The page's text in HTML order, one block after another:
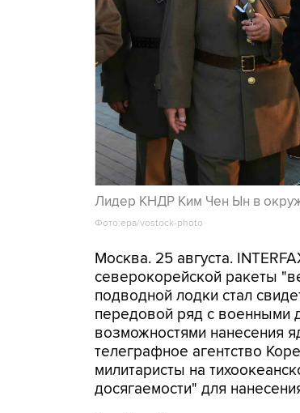
Лидер КНДР Ким Чен Ын в
Фото:epa/vostock-photo
Москва. 25 августа.
северокорейской ракеты
подводной лодки стал
передовой ряд с
возможностями нанесения
телеграфное агентство
милитаристы на
досягаемости" для